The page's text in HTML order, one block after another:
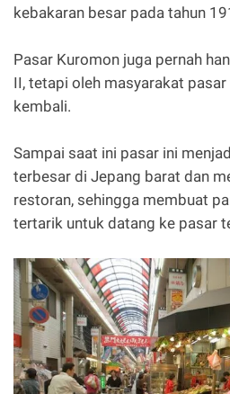
kebakaran besar pada tahun
Pasar Kuromon juga pernah
II, tetapi oleh masyarakat
kembali.
Sampai saat ini pasar ini
terbesar di Jepang barat dan
restoran, sehingga membuat
tertarik untuk datang ke pasar